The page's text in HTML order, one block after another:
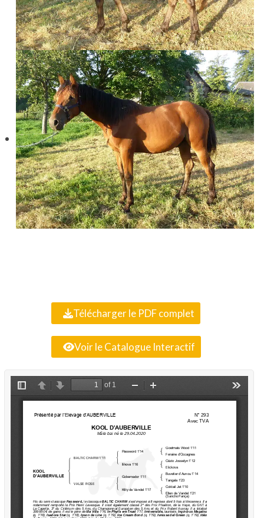
Télécharger le PDF complet
Voir le Catalogue Interactif